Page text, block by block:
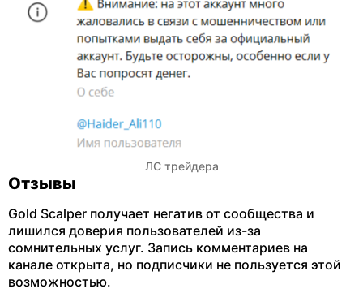
ЛС трейдера
Отзывы
Gold Scalper получает негатив от сообщества и
лишился доверия пользователей из-за
сомнительных услуг. Запись комментариев на
канале открыта, но подписчики не пользуется этой
возможностью.